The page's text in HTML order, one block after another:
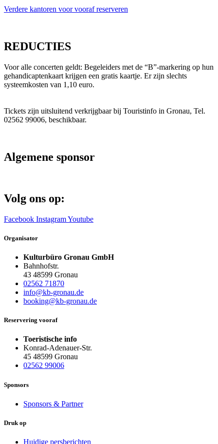
Verdere kantoren voor vooraf reserveren
REDUCTIES
Voor alle concerten geldt: Begeleiders met de “B”-markering op hun
gehandicaptenkaart krijgen een gratis kaartje. Er zijn slechts
systeemkosten van 1,10 euro.
Tickets zijn uitsluitend verkrijgbaar bij Touristinfo in Gronau, Tel.
02562 99006, beschikbaar.
Algemene sponsor
Volg ons op:
Facebook InstagramYoutube
Organisator
Kulturbüro Gronau GmbH
Bahnhofstr.
43 48599 Gronau
02562 71870
info@kb-gronau.de
booking@kb-gronau.de
Reservering vooraf
Toeristische info
Konrad-Adenauer-Str.
45 48599 Gronau
02562 99006
Sponsors
Sponsors & Partner
Druk op
Huidige persberichten